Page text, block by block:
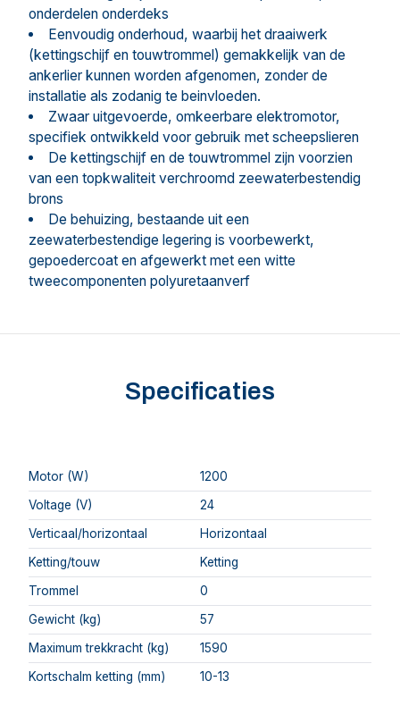
onderdelen onderdeks
Eenvoudig onderhoud, waarbij het draaiwerk
(kettingschijf en touwtrommel) gemakkelijk van de
ankerlier kunnen worden afgenomen, zonder de
installatie als zodanig te beinvloeden.
Zwaar uitgevoerde, omkeerbare elektromotor,
specifiek ontwikkeld voor gebruik met scheepslieren
De kettingschijf en de touwtrommel zijn voorzien
van een topkwaliteit verchroomd zeewaterbestendig
brons
De behuizing, bestaande uit een
zeewaterbestendige legering is voorbewerkt,
gepoedercoat en afgewerkt met een witte
tweecomponenten polyuretaanverf
Specificaties
Motor (W)
1200
Voltage (V)
24
Verticaal/horizontaal
Horizontaal
Ketting/touw
Ketting
Trommel
0
Gewicht (kg)
57
Maximum trekkracht (kg)
1590
Kortschalm ketting (mm)
10-13